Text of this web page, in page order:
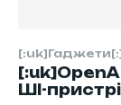
ШІ-